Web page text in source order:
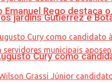
Emanuel Rego
jardins Gutierrez e
Cury como